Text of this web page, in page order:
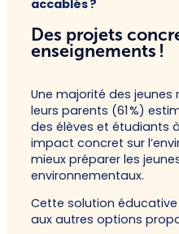
accablés ?
Des projets
enseignements !
Une majorité des
leurs parents (61 %)
des élèves et étudiants
impact concret sur
mieux préparer les
environnementaux.
Cette solution
aux autres options